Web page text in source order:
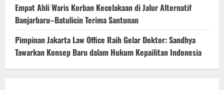
Empat Ahli Waris Korban Kecelakaan di Jalur Alternatif
Banjarbaru–Batulicin Terima Santunan
Pimpinan Jakarta Law Office Raih Gelar Doktor: Sandhya
Tawarkan Konsep Baru dalam Hukum Kepailitan Indonesia